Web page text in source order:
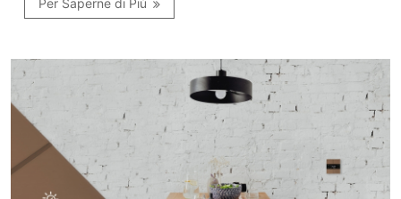
Per Saperne di Più